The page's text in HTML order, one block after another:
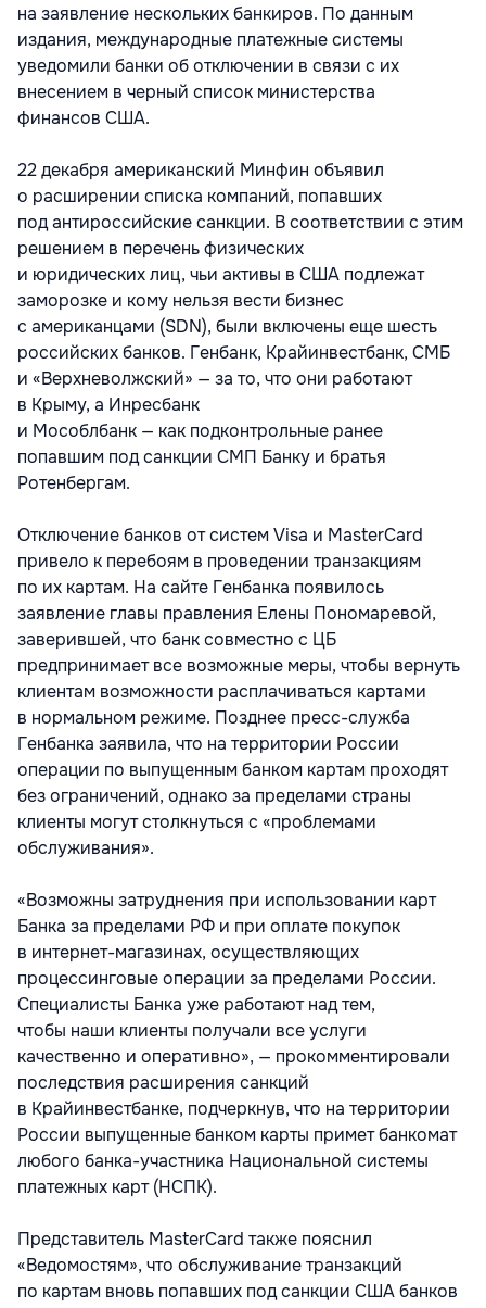
на заявление нескольких банкиров. По данным
издания, международные платежные системы
уведомили банки об отключении в связи с их
внесением в черный список министерства
финансов США.
22 декабря американский Минфин объявил
о расширении списка компаний, попавших
под антироссийские санкции. В соответствии с этим
решением в перечень физических
и юридических лиц, чьи активы в США подлежат
заморозке и кому нельзя вести бизнес
с американцами (SDN), были включены еще шесть
российских банков. Генбанк, Крайинвестбанк, СМБ
и «Верхневолжский» — за то, что они работают
в Крыму, а Инресбанк
и Мособлбанк — как подконтрольные ранее
попавшим под санкции СМП Банку и братья
Ротенбергам.
Отключение банков от систем Visa и MasterCard
привело к перебоям в проведении транзакциям
по их картам. На сайте Генбанка появилось
заявление главы правления Елены Пономаревой,
заверившей, что банк совместно с ЦБ
предпринимает все возможные меры, чтобы вернуть
клиентам возможности расплачиваться картами
в нормальном режиме. Позднее пресс-служба
Генбанка заявила, что на территории России
операции по выпущенным банком картам проходят
без ограничений, однако за пределами страны
клиенты могут столкнуться с «проблемами
обслуживания».
«Возможны затруднения при использовании карт
Банка за пределами РФ и при оплате покупок
в интернет-магазинах, осуществляющих
процессинговые операции за пределами России.
Специалисты Банка уже работают над тем,
чтобы наши клиенты получали все услуги
качественно и оперативно», — прокомментировали
последствия расширения санкций
в Крайинвестбанке, подчеркнув, что на территории
России выпущенные банком карты примет банкомат
любого банка-участника Национальной системы
платежных карт (НСПК).
Представитель MasterCard также пояснил
«Ведомостям», что обслуживание транзакций
по картам вновь попавших под санкции США банков